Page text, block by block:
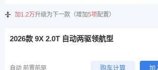
加1.2万升级为下一款（增加5项配置）
2026款 9X 2.0T 自动两驱领航型
自动 前置前驱 购车计算 加